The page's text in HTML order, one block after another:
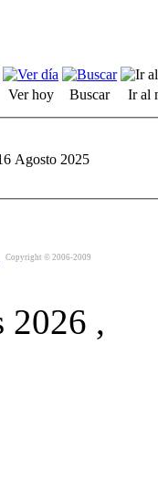
Ver hoy Buscar
Ir al
Agosto 2025
Copyright © 2006-2009
2026 ,